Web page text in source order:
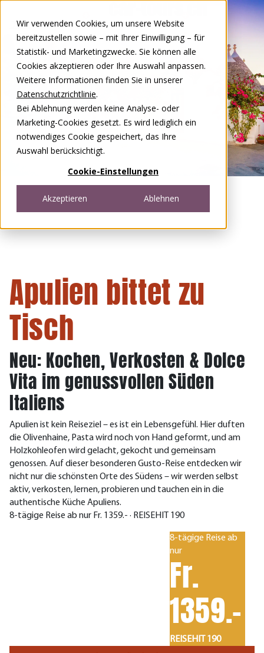
Wir verwenden Cookies, um unsere Website
bereitzustellen sowie – mit Ihrer Einwilligung – für
Statistik- und Marketingzwecke. Sie können alle
Cookies akzeptieren oder Ihre Auswahl anpassen.
Weitere Informationen finden Sie in unserer
Datenschutzrichtlinie.
Bei Ablehnung werden keine Analyse- oder
Marketing-Cookies gesetzt. Es wird lediglich ein
notwendiges Cookie gespeichert, das Ihre
Auswahl berücksichtigt.
Cookie-Einstellungen
Akzeptieren Ablehnen
DEFR
Open menu
Apulien bittet zu
Tisch
Neu: Kochen, Verkosten & Dolce
Vita im genussvollen Süden
Italiens
Apulien ist kein Reiseziel – es ist ein Lebensgefühl. Hier duften
die Olivenhaine, Pasta wird noch von Hand geformt, und am
Holzkohleofen wird gelacht, gekocht und gemeinsam
genossen. Auf dieser besonderen Gusto-Reise entdecken wir
nicht nur die schönsten Orte des Südens – wir werden selbst
aktiv, verkosten, lernen, probieren und tauchen ein in die
authentische Küche Apuliens.
8-tägige Reise ab nur Fr. 1359.- · REISEHIT 190
8-tägige Reise ab
nur
Fr.
1359.-
REISEHIT 190